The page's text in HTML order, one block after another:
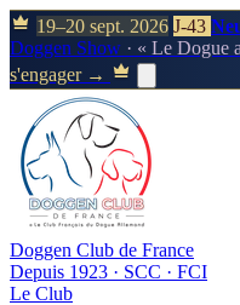
19–20 sept. 2026 J-43
Doggen Show · « Le Dogue
s'engager →
Doggen Club de France
Depuis 1923 · SCC · FCI
Le Club